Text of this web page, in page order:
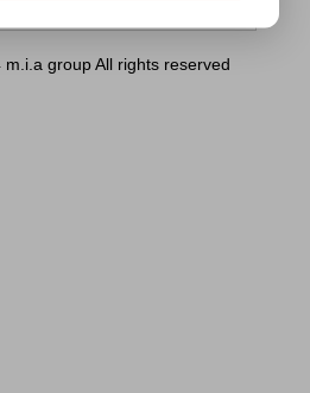
group All rights reserved